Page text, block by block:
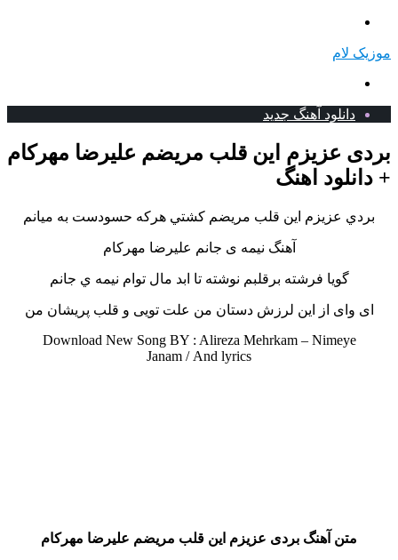
موزیک لام
دانلود آهنگ جدید
بردی عزیزم این قلب مریضم علیرضا مهرکام
+ دانلود اهنگ
بردي عزيزم اين قلب مريضم كشتي هركه حسودست به ميانم
آهنگ نیمه ی جانم علیرضا مهرکام
گويا فرشته برقلبم نوشته تا ابد مال توام نيمه ي جانم
ای وای از این لرزش دستان من علت تویی و قلب پریشان من
Download New Song BY : Alireza Mehrkam – Nimeye
Janam / And lyrics
متن آهنگ بردی عزیزم این قلب مریضم علیرضا مهرکام